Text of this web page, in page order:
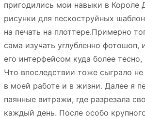
пригодились мои навыки в Короле
рисунки для пескоструйных
на печать на плоттере.Примерно
сама изучать углубленно фотошоп,
его интерфейсом куда более
Что впоследствии тоже сыграло
в моей работе и в жизни. Далее я
паянные витражи, где разрезала
каждый день. После особо